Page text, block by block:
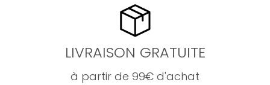
LIVRAISON GRATUITE
à partir de 99€ d'achat